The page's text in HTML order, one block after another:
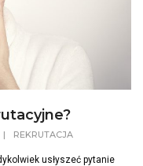
| REKRUTACJA
usłyszeć pytanie